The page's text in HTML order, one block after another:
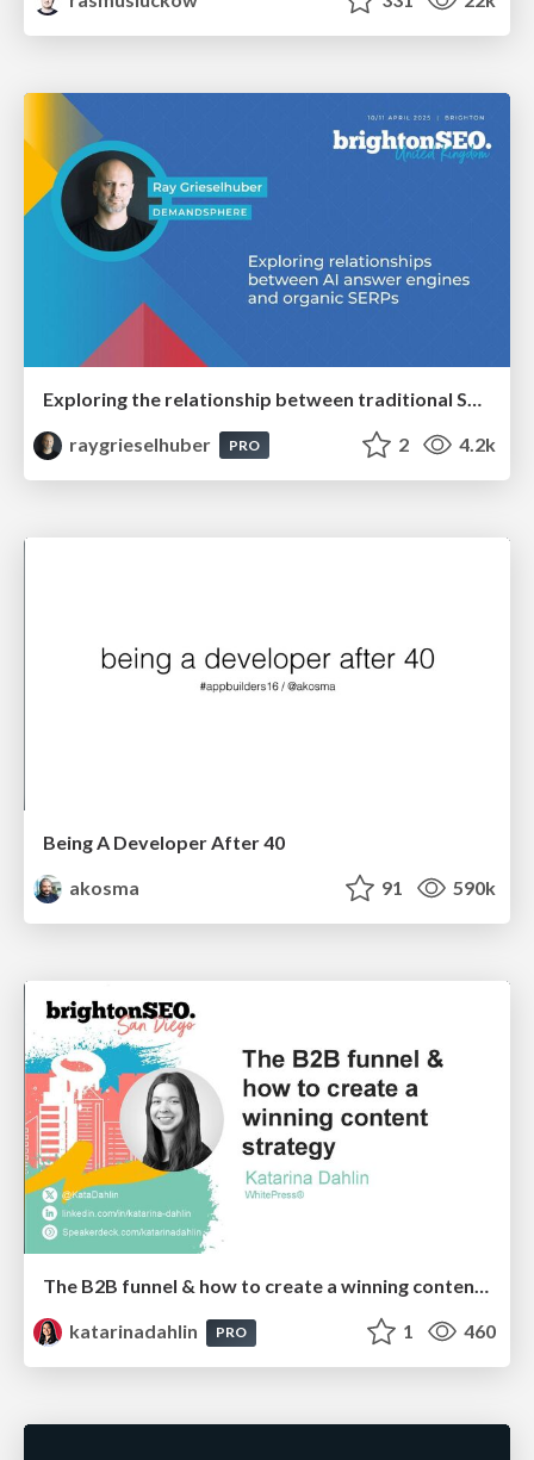
raygrieselhuber
PRO 2 4.2k
Being A Developer After 40
akosma
91 590k
The B2B funnel & how to create a winning content strategy
katarinadahlin
PRO 1 460